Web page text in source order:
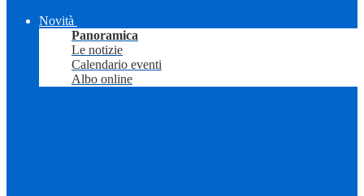
Novità
Panoramica
Le notizie
Calendario eventi
Albo online